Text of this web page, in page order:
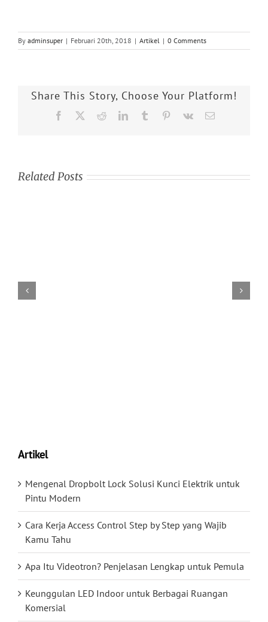
By adminsuper | Februari 20th, 2018 | Artikel | 0 Comments
Share This Story, Choose Your Platform!
Facebook RedditLinkedInTumblr Pinterest
Vk Email
Related Posts
Artikel
Mengenal Dropbolt Lock Solusi Kunci Elektrik untuk
Pintu Modern
Cara Kerja Access Control Step by Step yang Wajib
Kamu Tahu
Apa Itu Videotron? Penjelasan Lengkap untuk Pemula
Keunggulan LED Indoor untuk Berbagai Ruangan
Komersial